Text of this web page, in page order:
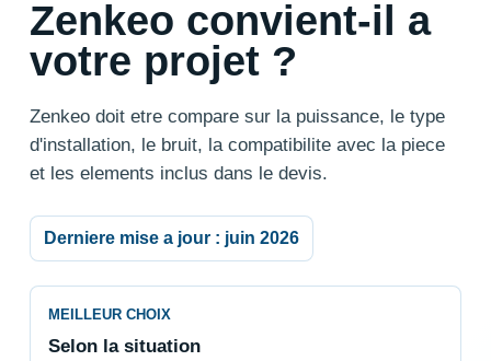
Zenkeo convient-il a
votre projet ?
Zenkeo doit etre compare sur la puissance, le type
d'installation, le bruit, la compatibilite avec la piece
et les elements inclus dans le devis.
Derniere mise a jour : juin 2026
MEILLEUR CHOIX
Selon la situation